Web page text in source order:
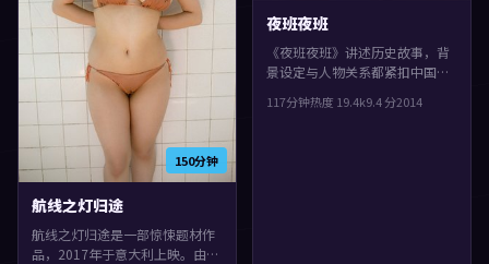
150分钟
航线之灯归途
航线之灯归途是一部惊悚题材作
品，2017年于意大利上映。由林
夜班夜班
《夜班夜班》讲述历史故事，背
景设定与人物关系都紧扣中国香
映，朴赞郁执导，裴斗娜、木村
117分钟热度 19.4k9.4分2014